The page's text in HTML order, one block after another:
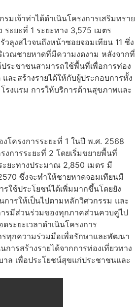
มเจ้าท่าได้ดำเนินโครงการเสริมทราย
ระยะที่ 1 ระยะทาง 3,575 เมตร
ลุงสไวจนถึงหน้าซอยจอมเทียน 11 ซึ่ง
วณชายหาดที่มีความงดงาม หลังจากที่
ประชาชนสามารถใช้พื้นที่เพื่อการท่อง
ละสร้างรายได้ให้กับผู้ประกอบการทั้ง
โรงแรม การให้บริการด้านสุขภาพและ
โครงการระยะที่ 1 ในปี พ.ศ. 2568
งการระยะที่ 2 โดยเริ่มขยายพื้นที่
ะยะทางประมาณ 2,850 เมตร มี
ซึ่งจะทำให้ชายหาดจอมเทียนมี
รใช้ประโยชน์ได้เพิ่มมากขึ้นโดยยัง
การให้เป็นไปตามหลักวิศวกรรม และ
รมีส่วนร่วมของทุกภาคส่วนควบคู่ไป
ระยะเวลาดำเนินโครงการ
ทุกความร่วมมือเพื่อรักษาและพัฒนา
ารสร้างรายได้จากการท่องเที่ยวทาง
าล เพื่อประโยชน์สุขแก่ประชาชนและ